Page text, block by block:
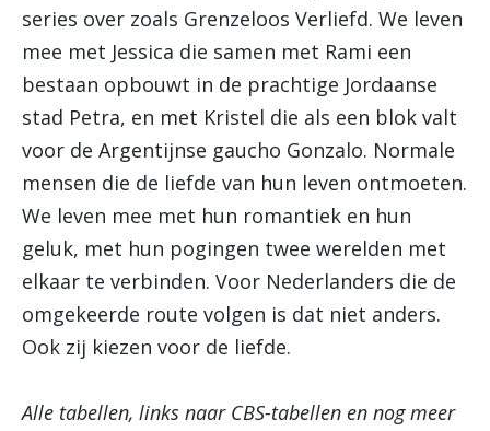
series over zoals Grenzeloos Verliefd. We leven
mee met Jessica die samen met Rami een
bestaan opbouwt in de prachtige Jordaanse
stad Petra, en met Kristel die als een blok valt
voor de Argentijnse gaucho Gonzalo. Normale
mensen die de liefde van hun leven ontmoeten.
We leven mee met hun romantiek en hun
geluk, met hun pogingen twee werelden met
elkaar te verbinden. Voor Nederlanders die de
omgekeerde route volgen is dat niet anders.
Ook zij kiezen voor de liefde.
Alle tabellen, links naar CBS-tabellen en nog meer